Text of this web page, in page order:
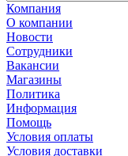
Компания
О компании
Новости
Сотрудники
Вакансии
Магазины
Политика
Информация
Помощь
Условия оплаты
Условия доставки